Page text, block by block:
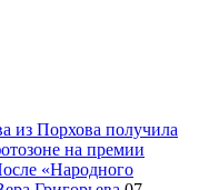
из Порхова получила
на премии
«Народного